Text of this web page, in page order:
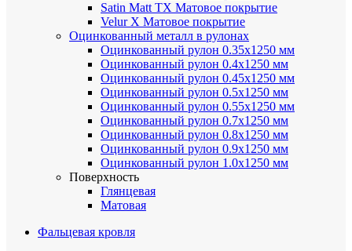
Satin Matt TX Матовое покрытие
Velur X Матовое покрытие
Оцинкованный металл в рулонах
Оцинкованный рулон 0.35х1250 мм
Оцинкованный рулон 0.4х1250 мм
Оцинкованный рулон 0.45х1250 мм
Оцинкованный рулон 0.5х1250 мм
Оцинкованный рулон 0.55х1250 мм
Оцинкованный рулон 0.7х1250 мм
Оцинкованный рулон 0.8х1250 мм
Оцинкованный рулон 0.9х1250 мм
Оцинкованный рулон 1.0х1250 мм
Поверхность
Глянцевая
Матовая
Фальцевая кровля